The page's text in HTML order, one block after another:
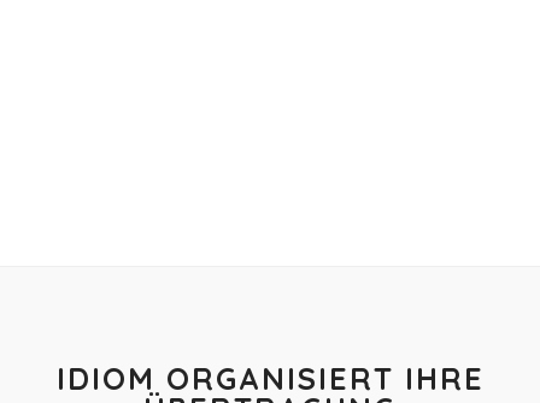
IDIOM ORGANISIERT IHRE